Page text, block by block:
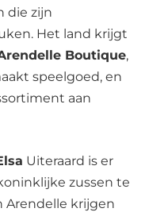
die zijn
Het land krijgt
Boutique,
speelgoed, en
aan
Uiteraard is er
zussen te
Arendelle krijgen